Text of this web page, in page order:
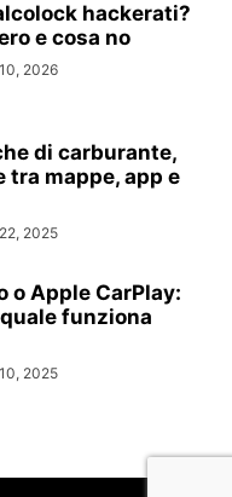
hackerati?
e cosa no
2026
di carburante,
tra mappe, app e
2025
o Apple CarPlay:
funziona
2025